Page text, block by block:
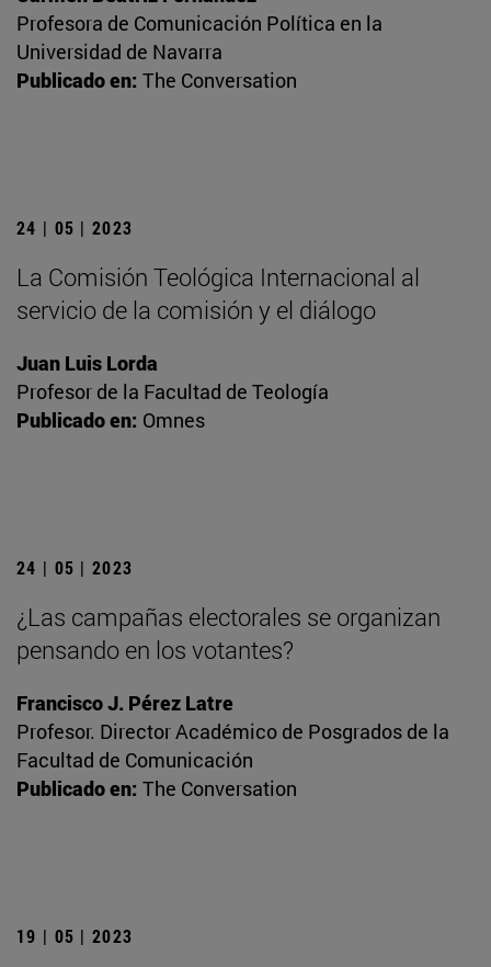
Profesora de Comunicación Política en la
Universidad de Navarra
Publicado en: The Conversation
24 | 05 | 2023
La Comisión Teológica Internacional al
servicio de la comisión y el diálogo
Juan Luis Lorda
Profesor de la Facultad de Teología
Publicado en: Omnes
24 | 05 | 2023
¿Las campañas electorales se organizan
pensando en los votantes?
Francisco J. Pérez Latre
Profesor. Director Académico de Posgrados de la
Facultad de Comunicación
Publicado en: The Conversation
19 | 05 | 2023